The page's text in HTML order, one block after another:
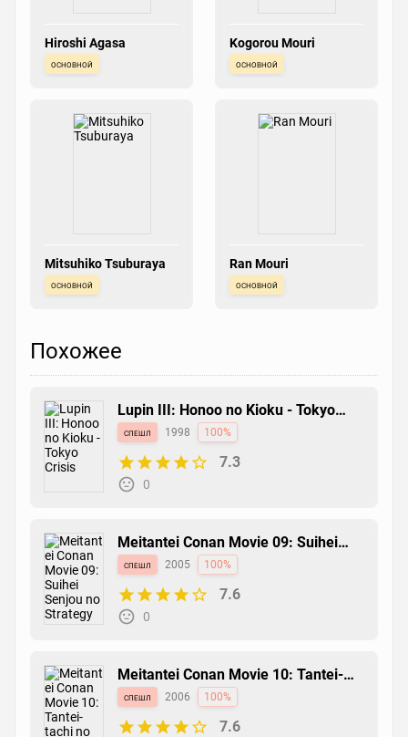
Hiroshi Agasa
основной
Kogorou Mouri
основной
Mitsuhiko Tsuburaya
основной
Ran Mouri
основной
Похожее
Lupin III: Honoo no Kioku - Tokyo
Crisis
спешл 1998 100%
7.3
0
Meitantei Conan Movie 09: Suihei
Senjou no Strategy Recap
спешл 2005 100%
7.6
0
Meitantei Conan Movie 10: Tantei-
tachi no Requiem Recap
спешл 2006 100%
7.6